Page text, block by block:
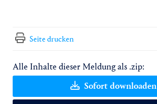
Seite drucken
Alle Inhalte dieser Meldung als .zip:
Sofort downloaden